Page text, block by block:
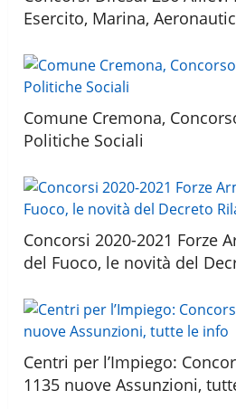
Esercito, Marina,
Comune Cremona,
Politiche Sociali
Concorsi 2020-2021 Forze
del Fuoco, le novità del
Centri per l’Impiego:
1135 nuove Assunzioni,